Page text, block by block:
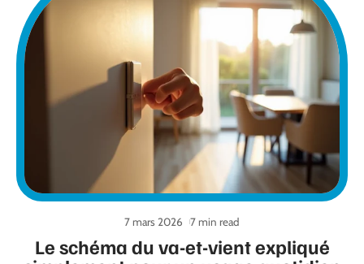
Le schéma du va-et-vient expliqué
7 mars 2026 7 min read